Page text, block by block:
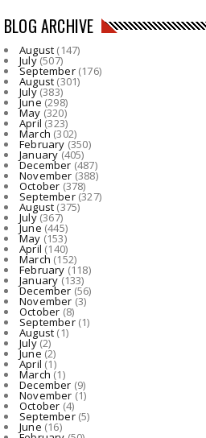
छत्तीसगढ़ में रेलवे विस्तार को मिली
एम्स रायपुर के तृतीय दीक्षांत
BLOG ARCHIVE
August (147)
July(507)
September(176)
August (301)
July(383)
June(298)
May (320)
April (323)
March (302)
February (350)
January(405)
December (487)
November (388)
October (378)
September(327)
August (375)
July(367)
June(445)
May (153)
April (140)
March (152)
February (118)
January(133)
December (56)
November (3)
October (8)
September(1)
August (1)
July(2)
June(2)
April (1)
March (1)
December (9)
November (1)
October (4)
September(5)
June (16)